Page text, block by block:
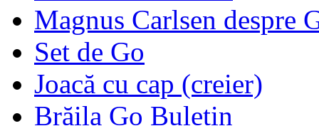
Magnus Carlsen despre
Set de Go
Joacă cu cap (creier)
Brăila Go Buletin